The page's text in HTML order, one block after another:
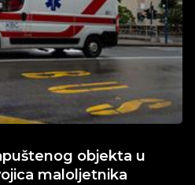
objekta u
maloljetnika